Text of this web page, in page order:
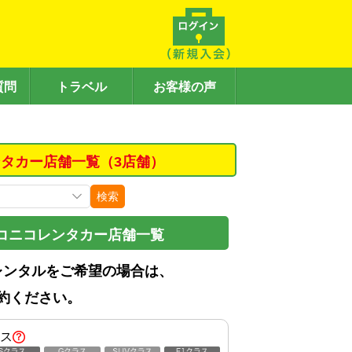
問 トラベル お客様の声
カー店舗一覧（3店舗）
検索
ニコレンタカー店舗一覧
タルをご希望の場合は、
ください。